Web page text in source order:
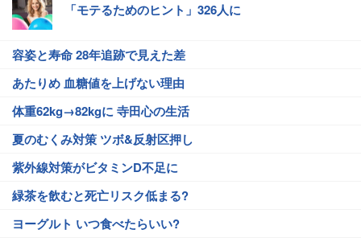
「モテるためのヒント」326人に
容姿と寿命 28年追跡で見えた差
あたりめ 血糖値を上げない理由
体重62kg→82kgに 寺田心の生活
夏のむくみ対策 ツボ&反射区押し
紫外線対策がビタミンD不足に
緑茶を飲むと死亡リスク低まる?
ヨーグルト いつ食べたらいい?